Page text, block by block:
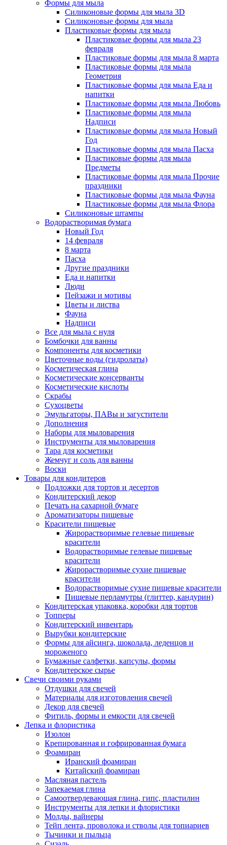
Формы для мыла
Силиконовые формы для мыла 3D
Силиконовые формы для мыла
Пластиковые формы для мыла
Пластиковые формы для мыла 23
февраля
Пластиковые формы для мыла 8 марта
Пластиковые формы для мыла
Геометрия
Пластиковые формы для мыла Еда и
напитки
Пластиковые формы для мыла Любовь
Пластиковые формы для мыла
Надписи
Пластиковые формы для мыла Новый
Год
Пластиковые формы для мыла Пасха
Пластиковые формы для мыла
Предметы
Пластиковые формы для мыла Прочие
праздники
Пластиковые формы для мыла Фауна
Пластиковые формы для мыла Флора
Силиконовые штампы
Водорастворимая бумага
Новый Год
14 февраля
8 марта
Пасха
Другие праздники
Еда и напитки
Люди
Пейзажи и мотивы
Цветы и листва
Фауна
Надписи
Все для мыла с нуля
Бомбочки для ванны
Компоненты для косметики
Цветочные воды (гидролаты)
Косметическая глина
Косметические консерванты
Косметические кислоты
Скрабы
Сухоцветы
Эмульгаторы, ПАВы и загустители
Дополнения
Наборы для мыловарения
Инструменты для мыловарения
Тара для косметики
Жемчуг и соль для ванны
Воски
Товары для кондитеров
Подложки для тортов и десертов
Кондитерский декор
Печать на сахарной бумаге
Ароматизаторы пищевые
Красители пищевые
Жирорастворимые гелевые пищевые
красители
Водорастворимые гелевые пищевые
красители
Жирорастворимые сухие пищевые
красители
Водорастворимые сухие пищевые красители
Пищевые перламутры (глиттер, кандурин)
Кондитерская упаковка, коробки для тортов
Топперы
Кондитерский инвентарь
Вырубки кондитерские
Формы для айсинга, шоколада, леденцов и
мороженого
Бумажные салфетки, капсулы, формы
Кондитерское сырье
Свечи своими руками
Отдушки для свечей
Материалы для изготовления свечей
Декор для свечей
Фитиль, формы и емкости для свечей
Лепка и флористика
Изолон
Крепированная и гофрированная бумага
Фоамиран
Иранский фоамиран
Китайский фоамиран
Масляная пастель
Запекаемая глина
Самоотвердевающая глина, гипс, пластилин
Инструменты для лепки и флористики
Молды, вайнеры
Тейп лента, проволока и стволы для топиариев
Тычинки и пыльца